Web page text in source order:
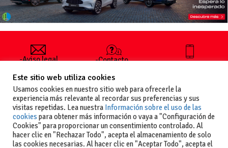
-Aviso legal
generales
de uso
-Política de
privacidad
-Política de
cookies
-Contacto
publicar un
anuncio
-Vende+
+34 627 35
Este sitio web utiliza cookies
Usamos cookies en nuestro sitio web para ofrecerle la
experiencia más relevante al recordar sus preferencias y sus
visitas repetidas. Lea nuestra Información sobre el uso de las
cookies para obtener más información o vaya a "Configuración de
Cookies" para proporcionar un consentimiento controlado. Al
hacer clic en "Rechazar Todo", acepta el almacenamiento de solo
las cookies necesarias. Al hacer clic en "Aceptar Todo", acepta el